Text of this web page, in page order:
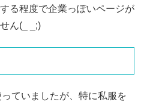
る程度で企業っぽいページが
ん(_ _;)
ていましたが、特に私服を